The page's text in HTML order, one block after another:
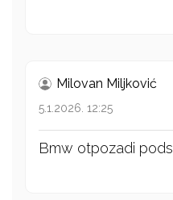
Milovan Miljković
5.1.2026. 12:25
Bmw otpozadi